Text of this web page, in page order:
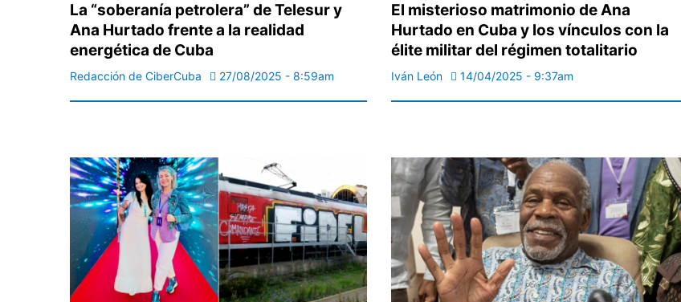
La “soberanía petrolera” de Telesur y
Ana Hurtado frente a la realidad
energética de Cuba
Redacción de CiberCuba 27/08/2025 - 8:59am
El misterioso matrimonio de Ana
Hurtado en Cuba y los vínculos con la
élite militar del régimen totalitario
Iván León 14/04/2025 - 9:37am